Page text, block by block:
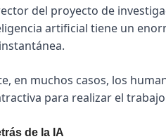
del proyecto de
artificial tiene un
en muchos casos, los
para realizar el
de la IA